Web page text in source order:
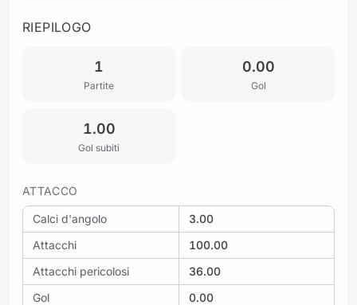
RIEPILOGO
1
Partite
0.00
Gol
1.00
Gol subiti
ATTACCO
Calci d'angolo
3.00
Attacchi
100.00
Attacchi pericolosi
36.00
Gol
0.00